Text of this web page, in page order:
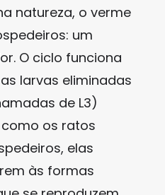
natureza, o verme
um
O ciclo funciona
larvas eliminadas
de L3)
os ratos
elas
às formas